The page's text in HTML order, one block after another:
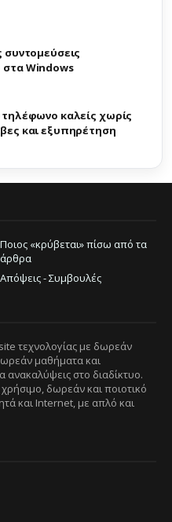
συντομεύσεις
Windows
τηλέφωνο καλείς χωρίς
και εξυπηρέτηση
Ποιος «κρύβεται» πίσω από τα
άρθρα
Απόψεις - Συμβουλές
τεχνολογίας με δωρεάν
μαθήματα και
ανακαλύψεις στο διαδίκτυο.
δωρεάν και ποιοτικό
και Internet, με απλό και